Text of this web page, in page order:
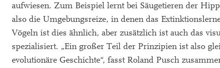
aufwiesen. Zum Beispiel lernt bei Säugetieren der
also die Umgebungsreize, in denen das
Vögeln ist dies ähnlich, aber zusätzlich ist auch das
spezialisiert. „Ein großer Teil der Prinzipien ist also
evolutionäre Geschichte“, fasst Roland Pusch